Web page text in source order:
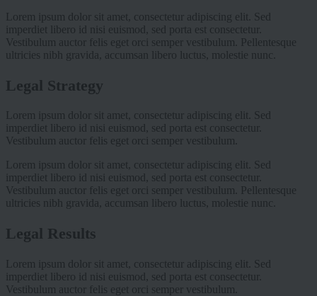
Lorem ipsum dolor sit amet, consectetur adipiscing elit. Sed
imperdiet libero id nisi euismod, sed porta est consectetur.
Vestibulum auctor felis eget orci semper vestibulum. Pellentesque
ultricies nibh gravida, accumsan libero luctus, molestie nunc.
Legal Strategy
Lorem ipsum dolor sit amet, consectetur adipiscing elit. Sed
imperdiet libero id nisi euismod, sed porta est consectetur.
Vestibulum auctor felis eget orci semper vestibulum.
Lorem ipsum dolor sit amet, consectetur adipiscing elit. Sed
imperdiet libero id nisi euismod, sed porta est consectetur.
Vestibulum auctor felis eget orci semper vestibulum. Pellentesque
ultricies nibh gravida, accumsan libero luctus, molestie nunc.
Legal Results
Lorem ipsum dolor sit amet, consectetur adipiscing elit. Sed
imperdiet libero id nisi euismod, sed porta est consectetur.
Vestibulum auctor felis eget orci semper vestibulum.